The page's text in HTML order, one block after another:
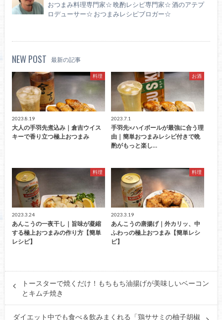
おつまみ料理専門家☆ 晩酌レシピ専門家☆ 酒のアテプ
ロデューサー☆ おつまみレシピブロガー☆
NEW POST 最新の記事
料理
2023.8.19
大人の手羽先煮込み｜倉吉ウイス
キーで香り立つ極上おつまみ
お酒
2023.7.1
手羽先×ハイボールが最強に合う理
由｜簡単おつまみレシピ付きで晩
酌がもっと楽し…
料理
2023.3.24
あんこうの一夜干し｜旨味が凝縮
する極上おつまみの作り方【簡単
レシピ】
料理
2023.3.19
あんこうの唐揚げ｜外カリッ、中
ふわっの極上おつまみ【簡単レシ
ピ】
トースターで焼くだけ！もちもち油揚げが美味しいベーコン
とキムチ焼き
ダイエット中でも食べ＆飲みまくれる「鶏ササミの柚子胡椒